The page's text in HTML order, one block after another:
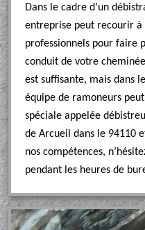
Dans le cadre d’un
entreprise peut recourir à
professionnels pour faire
conduit de votre
est suffisante, mais dans
équipe de ramoneurs
spéciale appelée
de Arcueil dans le 94110
nos compétences,
pendant les heures de